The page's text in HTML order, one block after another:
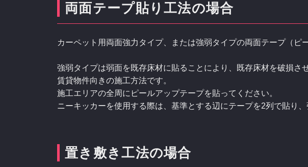
両面テープ貼り工法の場合
カーペット用両面強力タイプ、または強弱タイプの両面テープ（ピ
強弱タイプは弱面を既存床材に貼ることにより、既存床材を破損さ
賃貸物件向きの施工方法です。
施工エリアの全周にピールアップテープを貼ってください。
ニーキッカーを使用する際は、基準とする辺にテープを2列で貼り、
置き敷き工法の場合